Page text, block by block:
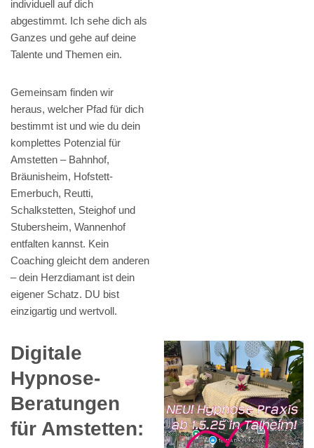
individuell auf dich
abgestimmt. Ich sehe dich als
Ganzes und gehe auf deine
Talente und Themen ein.
Gemeinsam finden wir
heraus, welcher Pfad für dich
bestimmt ist und wie du dein
komplettes Potenzial für
Amstetten – Bahnhof,
Bräunisheim, Hofstett-
Emerbuch, Reutti,
Schalkstetten, Steighof und
Stubersheim, Wannenhof
entfalten kannst. Kein
Coaching gleicht dem anderen
– dein Herzdiamant ist dein
eigener Schatz. DU bist
einzigartig und wertvoll.
Digitale
Hypnose-
Beratungen
für Amstetten: